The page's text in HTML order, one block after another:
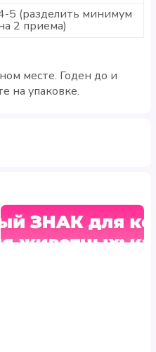
5 (разделить минимум
2 приема)
месте. Годен до и
на упаковке.